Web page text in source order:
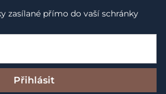
zasílané přímo do vaší schránky
Přihlásit